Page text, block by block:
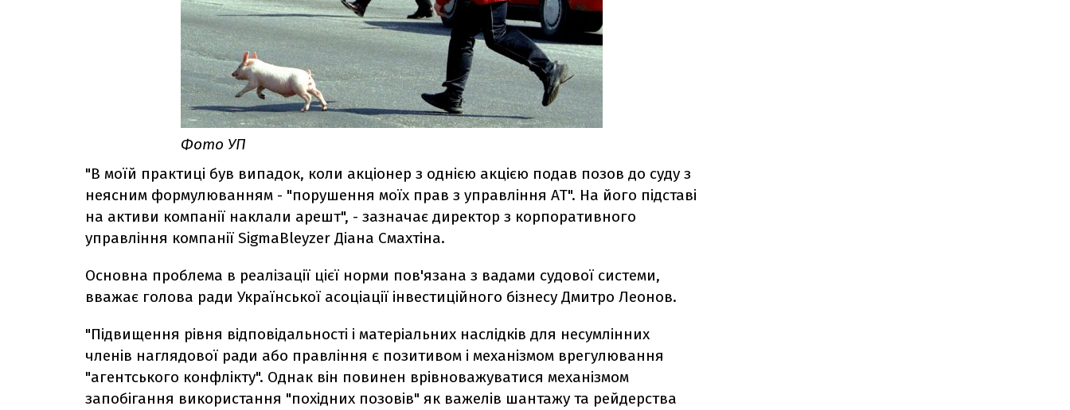
Фото УП
"В моїй практиці був випадок, коли акціонер з однією акцією подав позов до суду з
неясним формулюванням - "порушення моїх прав з управління АТ". На його підставі
на активи компанії наклали арешт", - зазначає директор з корпоративного
управління компанії SigmaBleyzer Діана Смахтіна.
Основна проблема в реалізації цієї норми пов'язана з вадами судової системи,
вважає голова ради Української асоціації інвестиційного бізнесу Дмитро Леонов.
"Підвищення рівня відповідальності і матеріальних наслідків для несумлінних
членів наглядової ради або правління є позитивом і механізмом врегулювання
"агентського конфлікту". Однак він повинен врівноважуватися механізмом
запобігання використання "похідних позовів" як важелів шантажу та рейдерства